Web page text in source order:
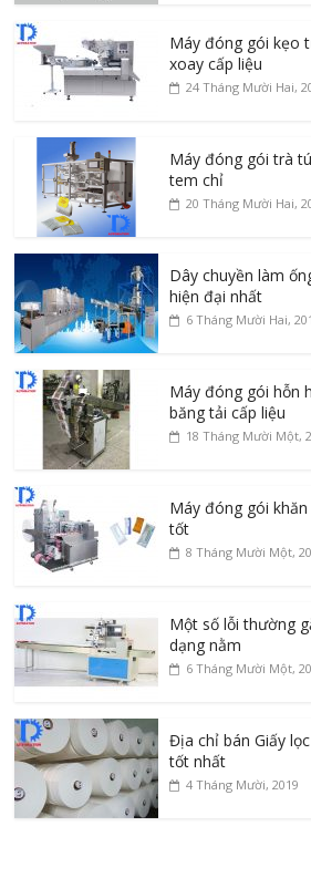
Máy đóng gói kẹo
xoay cấp liệu
24 Tháng Mười Hai,
Máy đóng gói trà
tem chỉ
20 Tháng Mười Hai,
Dây chuyền làm
hiện đại nhất
6 Tháng Mười Hai,
Máy đóng gói hỗn
băng tải cấp liệu
18 Tháng Mười Một,
Máy đóng gói
tốt
8 Tháng Mười Một,
Một số lỗi thường
dạng nằm
6 Tháng Mười Một,
Địa chỉ bán Giấy
tốt nhất
4 Tháng Mười, 2019